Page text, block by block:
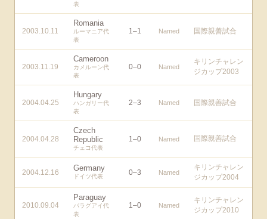
表
2003.10.11
Romania
ルーマニア代
表
1–1 Named 国際親善試合
2003.11.19
Cameroon
カメルーン代
表
0–0 Named
キリンチャレン
ジカップ2003
2004.04.25
Hungary
ハンガリー代
表
2–3 Named 国際親善試合
2004.04.28
Czech
Republic
チェコ代表
1–0 Named 国際親善試合
2004.12.16 Germany
ドイツ代表 0–3 Named
キリンチャレン
ジカップ2004
2010.09.04
Paraguay
パラグアイ代
表
1–0 Named
キリンチャレン
ジカップ2010